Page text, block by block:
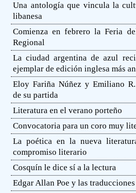
Una antología que vincula la
libanesa
Comienza en febrero la Feria
Regional
La ciudad argentina de azul
ejemplar de edición inglesa más
Eloy Fariña Núñez y Emiliano R.
de su partida
Literatura en el verano porteño
Convocatoria para un coro muy
La poética en la nueva
compromiso literario
Cosquín le dice sí a la lectura
Edgar Allan Poe y las